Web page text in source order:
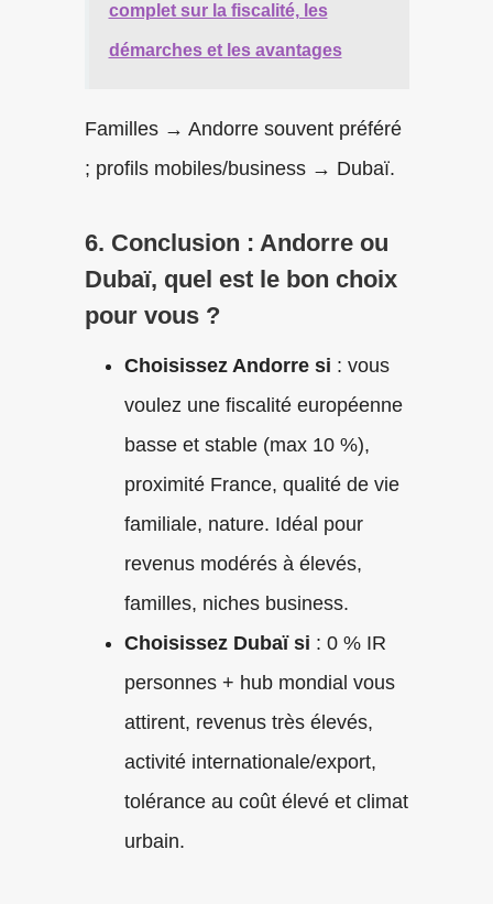
complet sur la fiscalité, les
démarches et les avantages
Familles → Andorre souvent préféré
; profils mobiles/business → Dubaï.
6. Conclusion : Andorre ou
Dubaï, quel est le bon choix
pour vous ?
Choisissez Andorre si : vous
voulez une fiscalité européenne
basse et stable (max 10 %),
proximité France, qualité de vie
familiale, nature. Idéal pour
revenus modérés à élevés,
familles, niches business.
Choisissez Dubaï si : 0 % IR
personnes + hub mondial vous
attirent, revenus très élevés,
activité internationale/export,
tolérance au coût élevé et climat
urbain.